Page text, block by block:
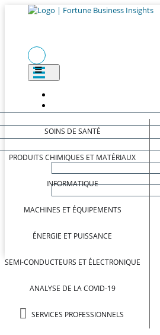
SOINS DE SANTÉ
PRODUITS CHIMIQUES ET MATÉRIAUX
INFORMATIQUE
MACHINES ET ÉQUIPEMENTS
ÉNERGIE ET PUISSANCE
SEMI-CONDUCTEURS ET ÉLECTRONIQUE
ANALYSE DE LA COVID-19
SERVICES PROFESSIONNELS